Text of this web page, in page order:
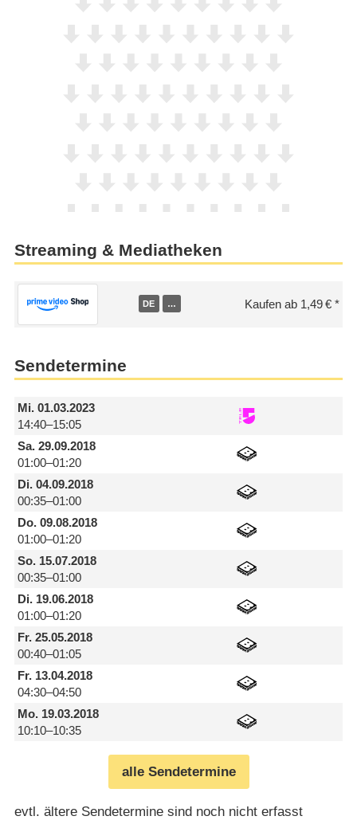
Streaming & Mediatheken
DE … Kaufen ab 1,49 €
Sendetermine
Mi.01.03.2023
14:40–15:05
Sa.29.09.2018
01:00–01:20
Di.04.09.2018
00:35–01:00
Do.09.08.2018
01:00–01:20
So.15.07.2018
00:35–01:00
Di.19.06.2018
01:00–01:20
Fr.25.05.2018
00:40–01:05
Fr.13.04.2018
04:30–04:50
Mo.19.03.2018
10:10–10:35
alle Sendetermine
evtl. ältere Sendetermine sind noch nicht erfasst